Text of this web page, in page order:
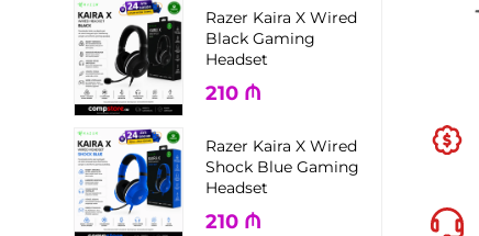
Razer Kaira X Wired
Black Gaming
Headset
210 ₼
Razer Kaira X Wired
Shock Blue Gaming
Headset
210 ₼